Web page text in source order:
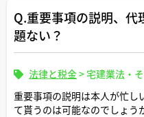
Q.重要事項の説明、代
題ない？
法律と税金>宅建業法・
重要事項の説明は本人が忙し
て貰うのは可能なのでしょう